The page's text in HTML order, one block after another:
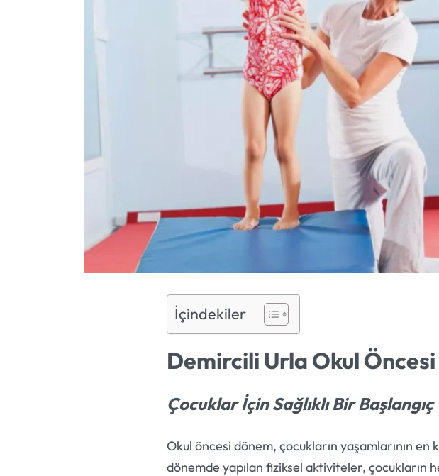
İçindekiler
Demircili Urla Okul
Çocuklar İçin Sağlıklı Bir Başlangıç
Okul öncesi dönem, çocukların yaşamlarının
dönemde yapılan fiziksel aktiviteler,